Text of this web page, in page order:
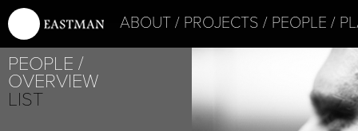
ABOUT PROJECTS PEOPLE
PEOPLE
OVERVIEW
LIST